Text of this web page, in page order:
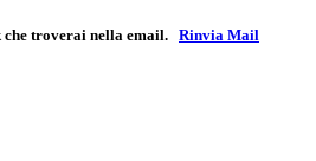
che troverai nella email. Rinvia Mail